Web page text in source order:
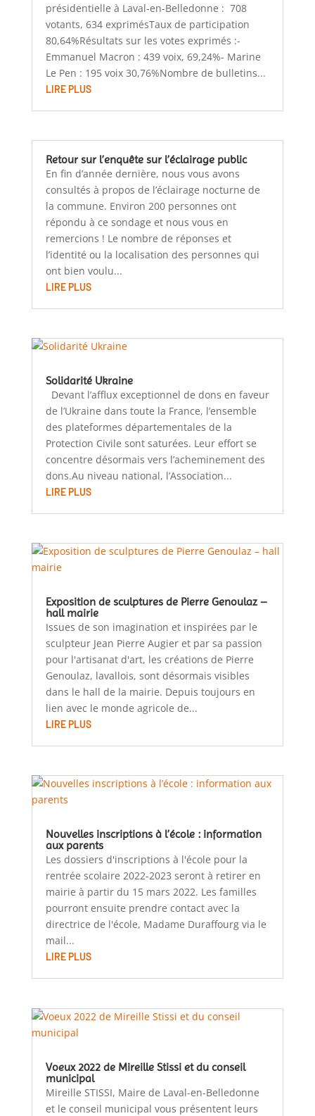
présidentielle à Laval-en-Belledonne : 708
votants, 634 exprimésTaux de participation
80,64%Résultats sur les votes exprimés :-
Emmanuel Macron : 439 voix, 69,24%- Marine
Le Pen : 195 voix 30,76%Nombre de bulletins...
LIRE PLUS
Retour sur l’enquête sur l’éclairage public
En fin d’année dernière, nous vous avons
consultés à propos de l’éclairage nocturne de
la commune. Environ 200 personnes ont
répondu à ce sondage et nous vous en
remercions ! Le nombre de réponses et
l’identité ou la localisation des personnes qui
ont bien voulu...
LIRE PLUS
Solidarité Ukraine
Devant l’afflux exceptionnel de dons en faveur
de l’Ukraine dans toute la France, l’ensemble
des plateformes départementales de la
Protection Civile sont saturées. Leur effort se
concentre désormais vers l’acheminement des
dons.Au niveau national, l’Association...
LIRE PLUS
Exposition de sculptures de Pierre Genoulaz –
hall mairie
Issues de son imagination et inspirées par le
sculpteur Jean Pierre Augier et par sa passion
pour l'artisanat d'art, les créations de Pierre
Genoulaz, lavallois, sont désormais visibles
dans le hall de la mairie. Depuis toujours en
lien avec le monde agricole de...
LIRE PLUS
Nouvelles inscriptions à l’école : information
aux parents
Les dossiers d'inscriptions à l'école pour la
rentrée scolaire 2022-2023 seront à retirer en
mairie à partir du 15 mars 2022. Les familles
pourront ensuite prendre contact avec la
directrice de l'école, Madame Duraffourg via le
mail...
LIRE PLUS
Voeux 2022 de Mireille Stissi et du conseil
municipal
Mireille STISSI, Maire de Laval-en-Belledonne
et le conseil municipal vous présentent leurs